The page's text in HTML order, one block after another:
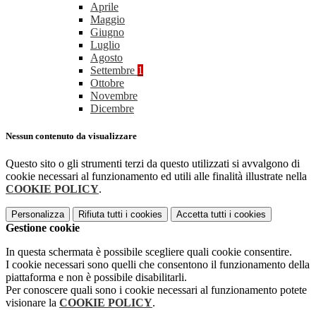
Aprile
Maggio
Giugno
Luglio
Agosto
Settembre 1
Ottobre
Novembre
Dicembre
Nessun contenuto da visualizzare
Questo sito o gli strumenti terzi da questo utilizzati si avvalgono di
cookie necessari al funzionamento ed utili alle finalità illustrate nella
COOKIE POLICY.
Personalizza Rifiuta tutti i cookies Accetta tutti i cookies
Gestione cookie
In questa schermata è possibile scegliere quali cookie consentire.
I cookie necessari sono quelli che consentono il funzionamento della
piattaforma e non è possibile disabilitarli.
Per conoscere quali sono i cookie necessari al funzionamento potete
visionare la COOKIE POLICY.